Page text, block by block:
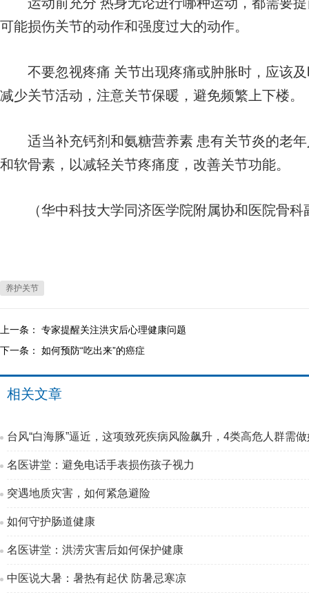
可能损伤关节的动作和强度过大的动作。
不要忽视疼痛 关节出现疼痛或肿胀时，应该及
减少关节活动，注意关节保暖，避免频繁上下楼。
适当补充钙剂和氨糖营养素 患有关节炎的老年
和软骨素，以减轻关节疼痛度，改善关节功能。
（华中科技大学同济医学院附属协和医院骨科
养护关节
上一条： 专家提醒关注洪灾后心理健康问题
下一条： 如何预防“吃出来”的癌症
相关文章
台风“白海豚”逼近，这项致死疾病风险飙升，4类高危人群需
名医讲堂：避免电话手表损伤孩子视力
突遇地质灾害，如何紧急避险
如何守护肠道健康
名医讲堂：洪涝灾害后如何保护健康
中医说大暑：暑热有起伏 防暑忌寒凉